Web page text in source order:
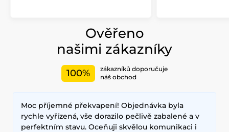
Ověřeno
našimi zákazníky
100%
zákazníků doporučuje
náš obchod
Moc příjemné překvapení! Objednávka byla
rychle vyřízená, vše dorazilo pečlivě zabalené a v
perfektním stavu. Oceňuji skvělou komunikaci i